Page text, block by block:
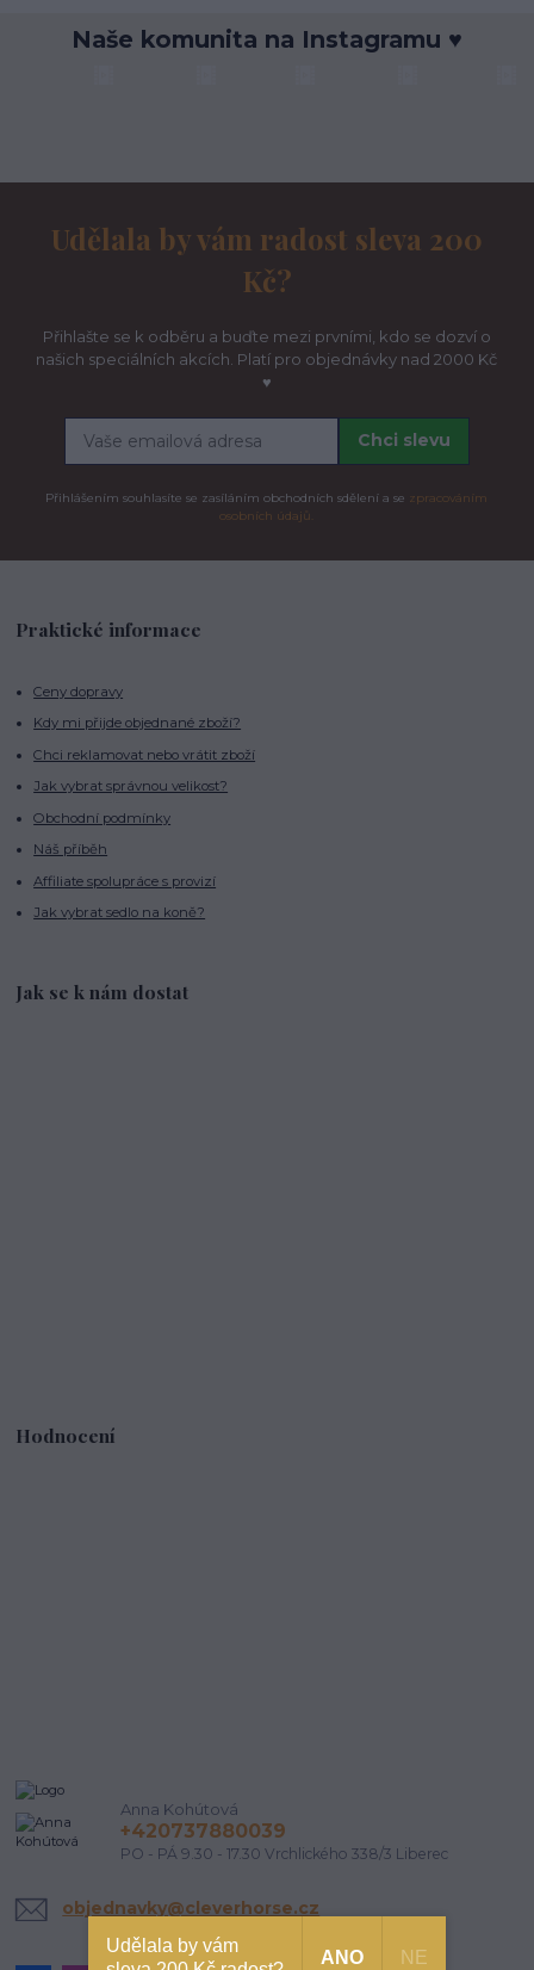
Naše komunita na Instagramu ♥
Udělala by vám radost sleva 200
Kč?
Přihlašte se k odběru a buďte mezi prvními, kdo se dozví o
našich speciálních akcích. Platí pro objednávky nad 2000 Kč
♥
Chci slevu
Přihlášením souhlasíte se zasíláním obchodních sdělení a se zpracováním
osobních údajů.
Praktické informace
Ceny dopravy
Kdy mi přijde objednané zboží?
Chci reklamovat nebo vrátit zboží
Jak vybrat správnou velikost?
Obchodní podmínky
Náš příběh
Affiliate spolupráce s provizí
Jak vybrat sedlo na koně?
Jak se k nám dostat
Hodnocení
Anna Kohútová
+420737880039
PO - PÁ 9.30 - 17.30 Vrchlického 338/3 Liberec
objednavky@cleverhorse.cz
Udělala by vám
ANO NE